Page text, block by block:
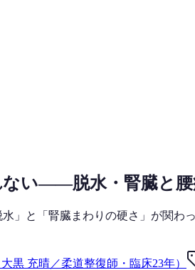
い——脱水・腎臓と腰
」と「腎臓まわりの硬さ」が関
黒 充晴／柔道整復師・臨床23年）